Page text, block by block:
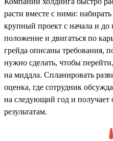
расти вместе с ними:
крупный проект с начала и
положение и двигаться по
грейда описаны требования,
нужно сделать, чтобы
на миддла. Спланировать
оценка, где сотрудник
на следующий год и
результатам.